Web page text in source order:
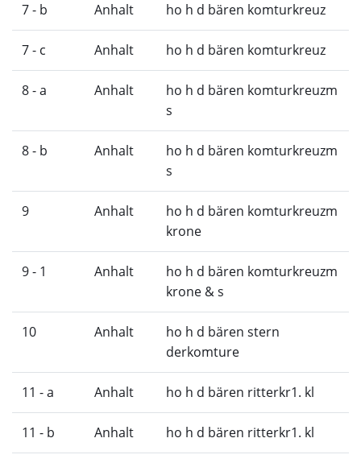
7 - b Anhalt ho h d bären komturkreuz
7 - c Anhalt ho h d bären komturkreuz
8 - a Anhalt
ho h d bären komturkreuzm
s
8 - b Anhalt
ho h d bären komturkreuzm
s
9 Anhalt
ho h d bären komturkreuzm
krone
9 - 1 Anhalt
ho h d bären komturkreuzm
krone & s
10 Anhalt
ho h d bären stern
derkomture
11 - a Anhalt ho h d bären ritterkr1. kl
11 - b Anhalt ho h d bären ritterkr1. kl